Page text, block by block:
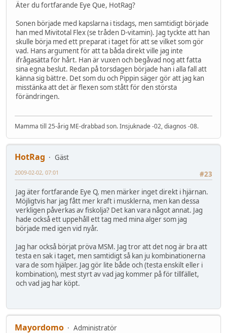
Äter du fortfarande Eye Que, HotRag?
Sonen började med kapslarna i tisdags, men samtidigt började
han med Mivitotal Flex (se tråden D-vitamin). Jag tyckte att han
skulle börja med ett preparat i taget för att se vilket som gör
vad. Hans argument för att ta båda direkt ville jag inte
ifrågasätta för hårt. Han är vuxen och begåvad nog att fatta
sina egna beslut. Redan på torsdagen började han i alla fall att
känna sig bättre. Det som du och Pippin säger gör att jag kan
misstänka att det är flexen som stått för den största
förändringen.
Mamma till 25-årig ME-drabbad son. Insjuknade -02, diagnos -08.
HotRag
Gäst
#23
2009-02-02, 07:01
Jag äter fortfarande Eye Q, men märker inget direkt i hjärnan.
Möjligtvis har jag fått mer kraft i musklerna, men kan dessa
verkligen påverkas av fiskolja? Det kan vara något annat. Jag
hade också ett uppehåll ett tag med mina alger som jag
började med igen vid nyår.
Jag har också börjat pröva MSM. Jag tror att det nog är bra att
testa en sak i taget, men samtidigt så kan ju kombinationerna
vara de som hjälper. Jag gör lite både och (testa enskilt eller i
kombination), mest styrt av vad jag kommer på för tillfället,
och vad jag har köpt.
Mayordomo Administratör